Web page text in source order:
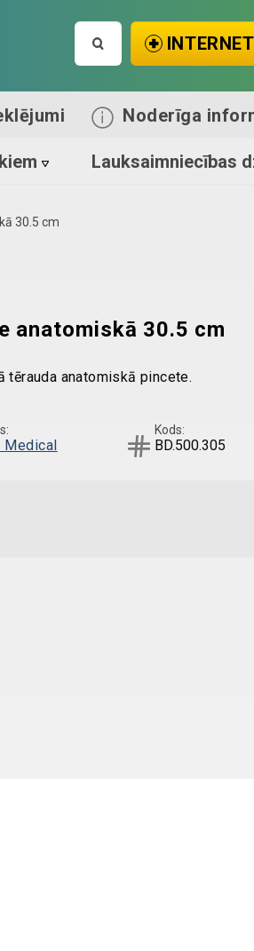
Noderīga
Lauksaimniecības
30.5 cm
anatomiskā 30.5 cm
tērauda anatomiskā pincete.
Medical
Kods:
BD.500.305